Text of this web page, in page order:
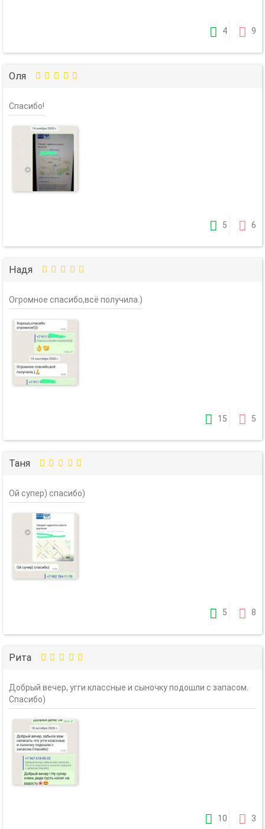
4 9
Оля
Спасибо!
5 6
Надя
Огромное спасибо,всё получила.)
15 5
Таня
Ой супер) спасибо)
5 8
Рита
Добрый вечер, угги классные и сыночку подошли с запасом.
Спасибо)
10 3